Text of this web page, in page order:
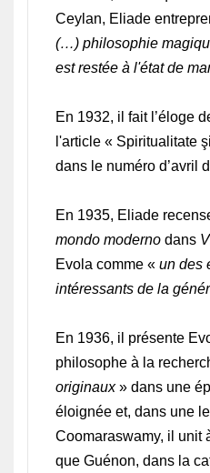
Ceylan, Eliade
(…) philosophie
est restée à l'état de
En 1932, il fait l’éloge
l'article « Spiritualitate
dans le numéro d’avril
En 1935, Eliade
mondo moderno dans
Evola comme « un des
intéressants de la
En 1936, il présente
philosophe à la
originaux» dans une
éloignée et, dans une
Coomaraswamy, il unit
que Guénon, dans la